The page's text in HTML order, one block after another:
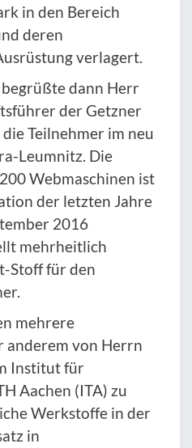
in den Bereich
deren
verlagert.
dann Herr
der Getzner
Teilnehmer im neu
Leumnitz. Die
Webmaschinen ist
der letzten Jahre
2016
mehrheitlich
Stoff für den
mehrere
anderem von Herrn
Institut für
Aachen (ITA) zu
Werkstoffe in der
in